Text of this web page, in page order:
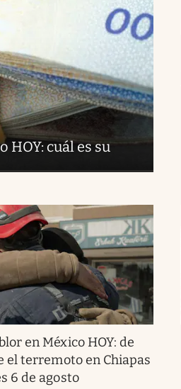
HOY: cuál es su
en México HOY: de
el terremoto en Chiapas
6 de agosto